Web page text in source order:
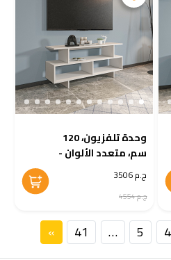
وحدة تلفزيون، 120
سم، متعدد الألوان -
KM-EG38-164ج.م 3506
ج.م 4554
4
5
…
41
»